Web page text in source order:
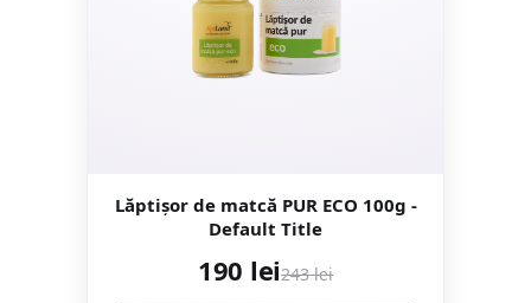
Lăptişor de matcă PUR ECO 100g -
Default Title
190 lei243 lei